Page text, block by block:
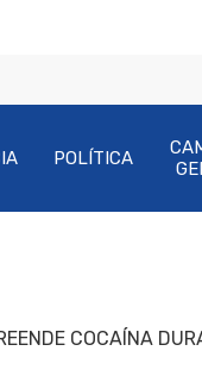
POLÍTICA
COCAÍNA